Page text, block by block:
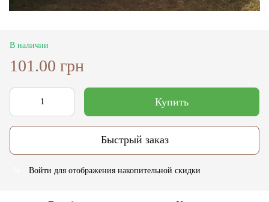
В наличии
101.00 грн
Купить
Быстрый заказ
Войти для отображения накопительной скидки